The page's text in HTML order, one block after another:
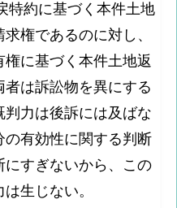
約に基づく本件土地
権であるのに対し、
に基づく本件土地返
は訴訟物を異にする
力は後訴には及ばな
の有効性に関する判断
にすぎないから、この
生じない。